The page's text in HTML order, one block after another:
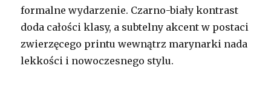
formalne wydarzenie. Czarno-biały kontrast
doda całości klasy, a subtelny akcent w postaci
zwierzęcego printu wewnątrz marynarki nada
lekkości i nowoczesnego stylu.